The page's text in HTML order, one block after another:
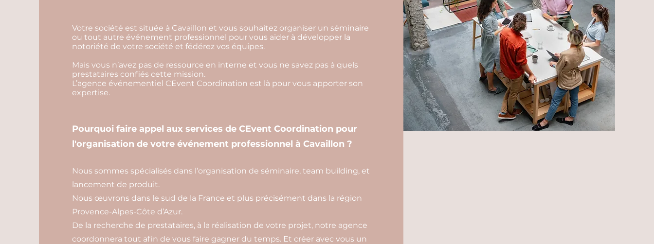
Votre société est située à Cavaillon et vous souhaitez organiser un séminaire
ou tout autre événement professionnel pour vous aider à développer la
notoriété de votre société et fédérez vos équipes.
Mais vous n’avez pas de ressource en interne et vous ne savez pas à quels
prestataires confiés cette mission.
L’agence événementiel CEvent Coordination est là pour vous apporter son
expertise.
Pourquoi faire appel aux services de CEvent Coordination pour
l'organisation de votre événement professionnel à Cavaillon ?
Nous sommes spécialisés dans l’organisation de séminaire, team building, et
lancement de produit.
Nous œuvrons dans le sud de la France et plus précisément dans la région
Provence-Alpes-Côte d’Azur.
De la recherche de prestataires, à la réalisation de votre projet, notre agence
coordonnera tout afin de vous faire gagner du temps. Et créer avec vous un